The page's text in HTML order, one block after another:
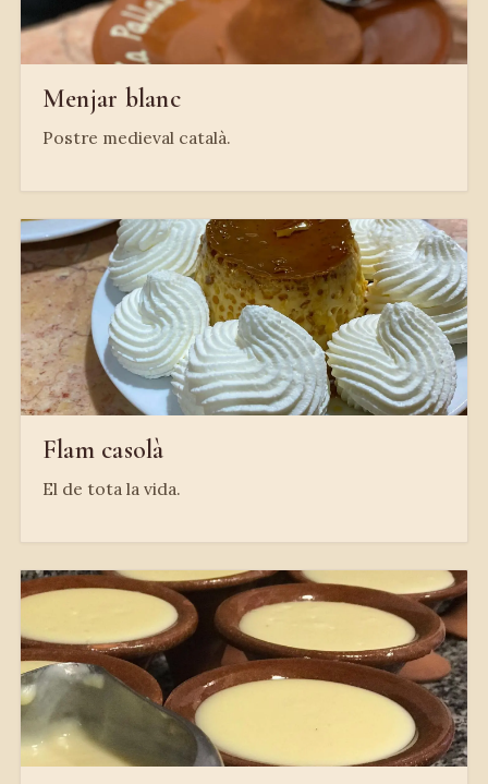
Menjar blanc
Postre medieval català.
Flam casolà
El de tota la vida.